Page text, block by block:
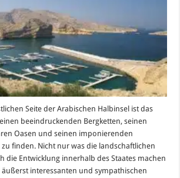
Seite der Arabischen Halbinsel ist das
beeindruckenden Bergketten, seinen
Oasen und seinen imponierenden
finden. Nicht nur was die landschaftlichen
die Entwicklung innerhalb des Staates machen
interessanten und sympathischen